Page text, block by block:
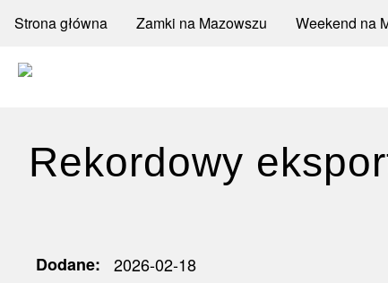
Przejdź
treści
Menu
główne
Strona główna Zamki na Mazowszu Weekend na
Rekordowy
Dodane 2026-02-18